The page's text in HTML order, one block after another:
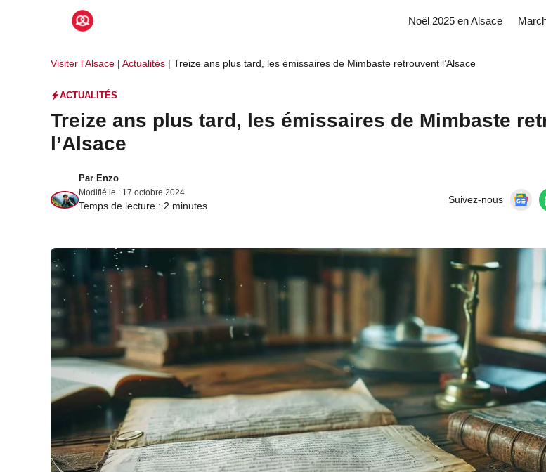
Noël 2025 en Alsace
Visiter l'Alsace | Actualités | Treize ans plus tard, les émissaires de Mimbaste retrouvent l’Alsace
ACTUALITÉS
Treize ans plus tard, les émissaires de Mimbaste
l’Alsace
Par Enzo
Modifié le : 17 octobre 2024
Temps de lecture : 2 minutes
Suivez-nous